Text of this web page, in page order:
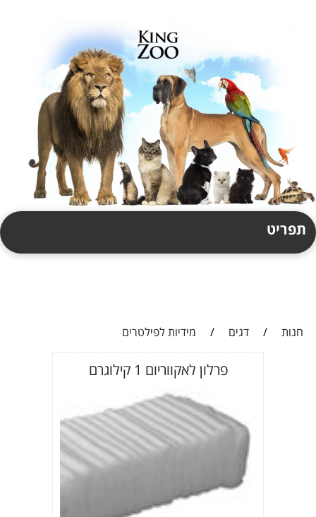
תפריט
חנות / דגים / מידיות לפילטרים
פרלון לאקווריום 1 קילוגרם